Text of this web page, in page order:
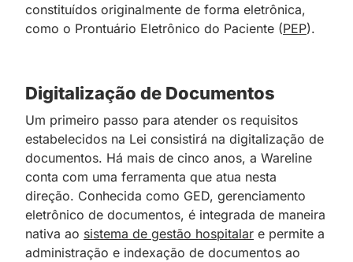
constituídos originalmente de forma eletrônica,
como o Prontuário Eletrônico do Paciente (PEP).
Digitalização de Documentos
Um primeiro passo para atender os requisitos
estabelecidos na Lei consistirá na digitalização de
documentos. Há mais de cinco anos, a Wareline
conta com uma ferramenta que atua nesta
direção. Conhecida como GED, gerenciamento
eletrônico de documentos, é integrada de maneira
nativa ao sistema de gestão hospitalar e permite a
administração e indexação de documentos ao